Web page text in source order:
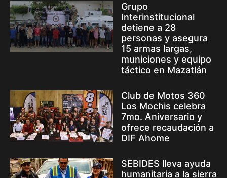
Grupo
Interinstitucional
detiene a 28
personas y asegura
15 armas largas,
municiones y equipo
táctico en Mazatlán
Club de Motos 360
Los Mochis celebra
7mo. Aniversario y
ofrece recaudación a
DIF Ahome
SEBIDES lleva ayuda
humanitaria a la sierra